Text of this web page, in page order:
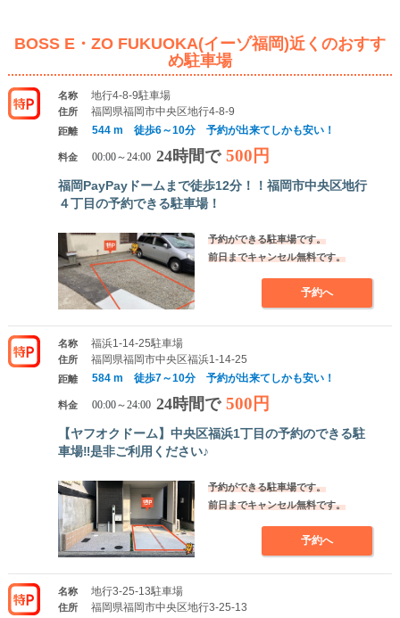
BOSS E・ZO FUKUOKA(イーゾ福岡)近くのおすす
め駐車場
名称 地行4-8-9駐車場
住所 福岡県福岡市中央区地行4-8-9
距離 544 m 徒歩6～10分 予約が出来てしかも安い！
料金 00:00～24:00 24時間で 500円
福岡PayPayドームまで徒歩12分！！福岡市中央区地行
４丁目の予約できる駐車場！
予約ができる駐車場です。
前日までキャンセル無料です。
予約へ
名称 福浜1-14-25駐車場
住所 福岡県福岡市中央区福浜1-14-25
距離 584 m 徒歩7～10分 予約が出来てしかも安い！
料金 00:00～24:00 24時間で 500円
【ヤフオクドーム】中央区福浜1丁目の予約のできる駐
車場‼是非ご利用ください♪
予約ができる駐車場です。
前日までキャンセル無料です。
予約へ
名称 地行3-25-13駐車場
住所 福岡県福岡市中央区地行3-25-13